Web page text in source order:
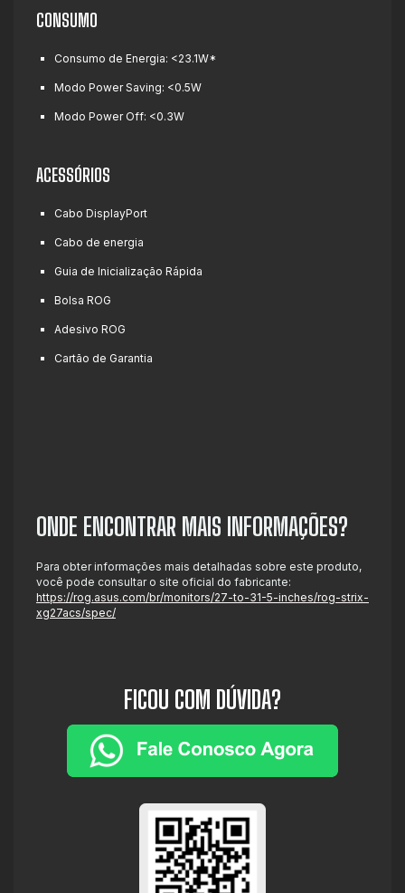
CONSUMO
Consumo de Energia: <23.1W*
Modo Power Saving: <0.5W
Modo Power Off: <0.3W
ACESSÓRIOS
Cabo DisplayPort
Cabo de energia
Guia de Inicialização Rápida
Bolsa ROG
Adesivo ROG
Cartão de Garantia
ONDE ENCONTRAR MAIS INFORMAÇÕES?
Para obter informações mais detalhadas sobre este produto,
você pode consultar o site oficial do fabricante:
https://rog.asus.com/br/monitors/27-to-31-5-inches/rog-strix-
xg27acs/spec/
FICOU COM DÚVIDA?